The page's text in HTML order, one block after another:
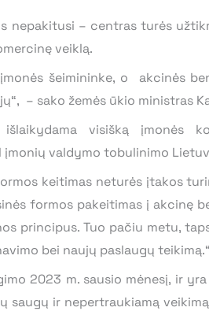
– centras turės
veiklą.
šeimininke, o akcinės
– sako žemės ūkio ministras
visišką įmonės
įmonių valdymo tobulinimo
keitimas neturės įtakos
formos pakeitimas į akcinę
principus. Tuo pačiu metu,
bei naujų paslaugų teikimą.“
2023 m. sausio mėnesį, ir
ir nepertraukiamą